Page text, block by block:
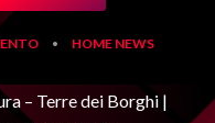
• HOME NEWS
– Terre dei Borghi |